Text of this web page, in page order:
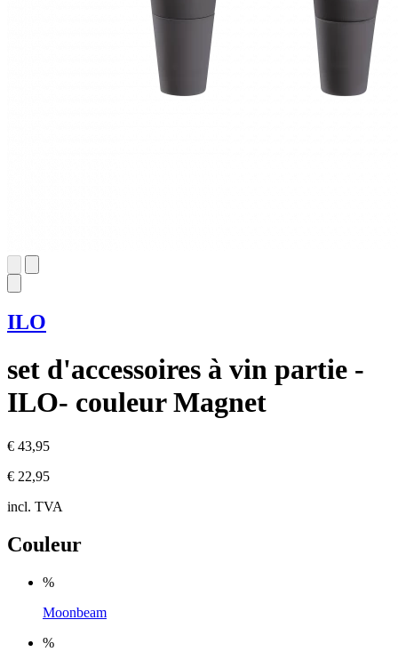
ILO
set d'accessoires à vin partie -
ILO- couleur Magnet
€ 43,95
€ 22,95
incl. TVA
Couleur
%
Moonbeam
%